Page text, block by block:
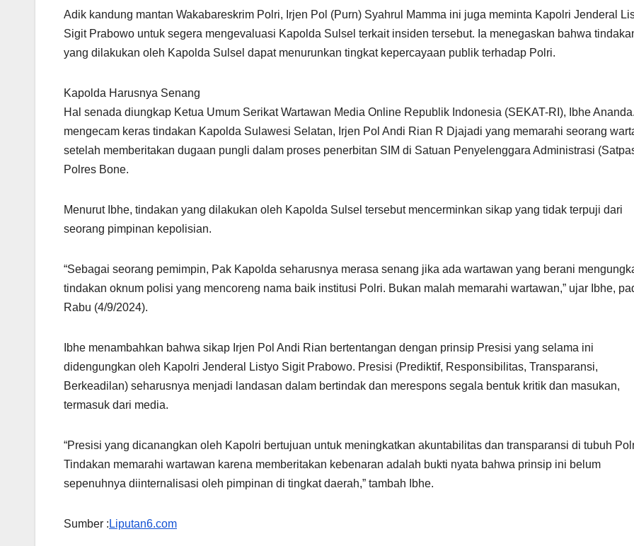
Adik kandung mantan Wakabareskrim Polri, Irjen Pol (Purn) Syahrul Mamma ini juga meminta Kapolri Jenderal
Sigit Prabowo untuk segera mengevaluasi Kapolda Sulsel terkait insiden tersebut. Ia menegaskan bahwa
yang dilakukan oleh Kapolda Sulsel dapat menurunkan tingkat kepercayaan publik terhadap Polri.
Kapolda Harusnya Senang
Hal senada diungkap Ketua Umum Serikat Wartawan Media Online Republik Indonesia (SEKAT-RI), Ibhe
mengecam keras tindakan Kapolda Sulawesi Selatan, Irjen Pol Andi Rian R Djajadi yang memarahi seorang
setelah memberitakan dugaan pungli dalam proses penerbitan SIM di Satuan Penyelenggara Administrasi
Polres Bone.
Menurut Ibhe, tindakan yang dilakukan oleh Kapolda Sulsel tersebut mencerminkan sikap yang tidak terpuji dari
seorang pimpinan kepolisian.
“Sebagai seorang pemimpin, Pak Kapolda seharusnya merasa senang jika ada wartawan yang berani
tindakan oknum polisi yang mencoreng nama baik institusi Polri. Bukan malah memarahi wartawan,” ujar Ibhe,
Rabu (4/9/2024).
Ibhe menambahkan bahwa sikap Irjen Pol Andi Rian bertentangan dengan prinsip Presisi yang selama ini
didengungkan oleh Kapolri Jenderal Listyo Sigit Prabowo. Presisi (Prediktif, Responsibilitas, Transparansi,
Berkeadilan) seharusnya menjadi landasan dalam bertindak dan merespons segala bentuk kritik dan masukan,
termasuk dari media.
“Presisi yang dicanangkan oleh Kapolri bertujuan untuk meningkatkan akuntabilitas dan transparansi di tubuh
Tindakan memarahi wartawan karena memberitakan kebenaran adalah bukti nyata bahwa prinsip ini belum
sepenuhnya diinternalisasi oleh pimpinan di tingkat daerah,” tambah Ibhe.
Sumber : Liputan6.com